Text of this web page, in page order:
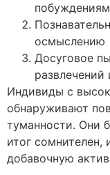
побуждениям
осмыслению
Досуговое
Индивиды с
обнаруживают
туманности. Они
итог
добавочную